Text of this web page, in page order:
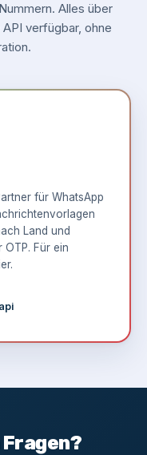
Alles über
verfügbar, ohne
für WhatsApp
Land und
Für ein
.
Fragen?